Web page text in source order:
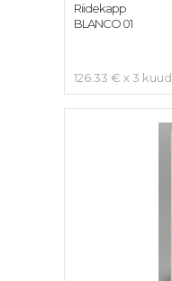
126.33 € x 3 kuud
Riidekapp
BLANCO 01